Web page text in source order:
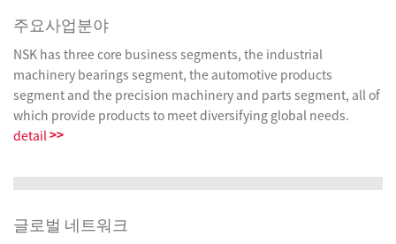
주요사업분야
NSK has three core business segments, the industrial
machinery bearings segment, the automotive products
segment and the precision machinery and parts segment, all of
which provide products to meet diversifying global needs.
detail>>
글로벌 네트워크